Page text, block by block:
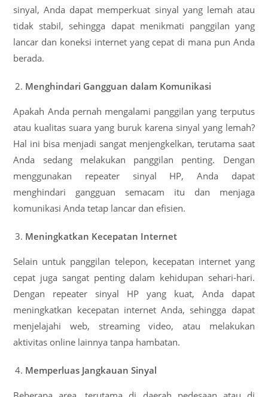
sinyal, Anda dapat memperkuat sinyal yang lemah atau
tidak stabil, sehingga dapat menikmati panggilan yang
lancar dan koneksi internet yang cepat di mana pun Anda
berada.
Menghindari Gangguan dalam Komunikasi
Apakah Anda pernah mengalami panggilan yang terputus
atau kualitas suara yang buruk karena sinyal yang lemah?
Hal ini bisa menjadi sangat menjengkelkan, terutama saat
Anda sedang melakukan panggilan penting. Dengan
menggunakan repeater sinyal HP, Anda dapat
menghindari gangguan semacam itu dan menjaga
komunikasi Anda tetap lancar dan efisien.
Meningkatkan Kecepatan Internet
Selain untuk panggilan telepon, kecepatan internet yang
cepat juga sangat penting dalam kehidupan sehari-hari.
Dengan repeater sinyal HP yang kuat, Anda dapat
meningkatkan kecepatan internet Anda, sehingga dapat
menjelajahi web, streaming video, atau melakukan
aktivitas online lainnya tanpa hambatan.
Memperluas Jangkauan Sinyal